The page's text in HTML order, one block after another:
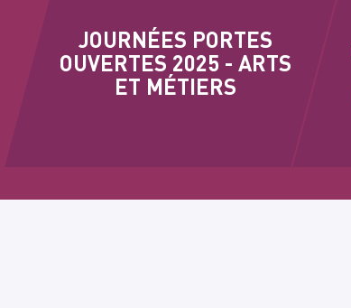
JOURNÉES PORTES
OUVERTES 2025 - ARTS
ET MÉTIERS